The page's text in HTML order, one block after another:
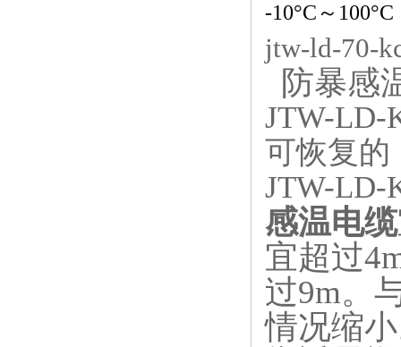
-10°C～100°C
jtw-ld-70-
防暴感
JTW-LD-
可恢复的
JTW-LD-
感温电缆
宜超过
过9m。
情况缩